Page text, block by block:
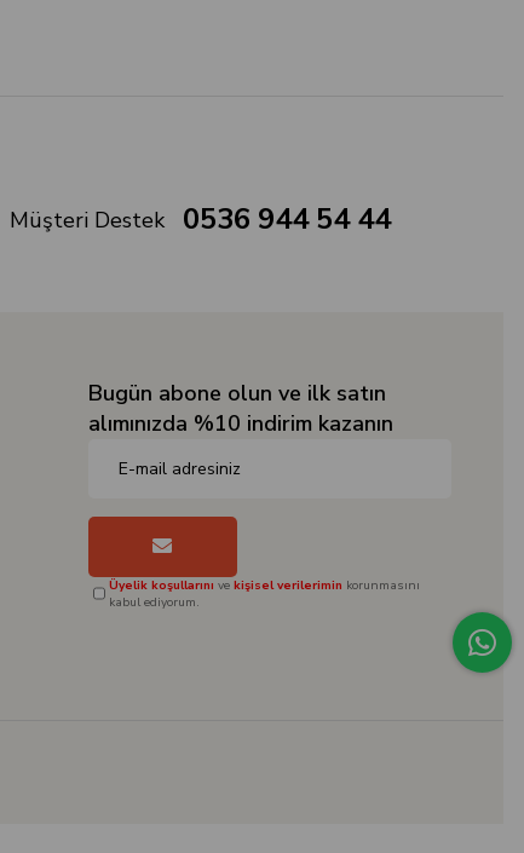
Müşteri Destek 0536 944 54 44
Bugün abone olun ve ilk satın
alımınızda %10 indirim kazanın
Üyelik koşullarını vekişisel verilerimin korunmasını
kabul ediyorum.